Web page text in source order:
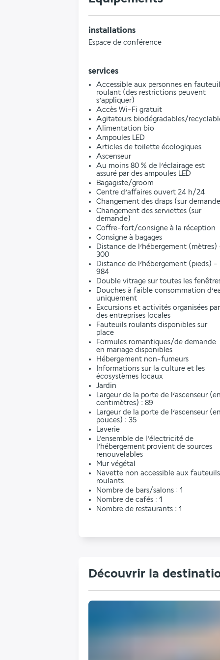
installations
Espace de conférence
services
Accessible aux personnes en fauteuil
roulant (des restrictions peuvent
s’appliquer)
Accès Wi-Fi gratuit
Agitateurs biodégradables/
Alimentation bio
Ampoules LED
Articles de toilette écologiques
Ascenseur
Au moins 80 % de l’éclairage est
assuré par des ampoules LED
Bagagiste/groom
Centre d’affaires ouvert 24 h/24
Changement des draps (sur
Changement des serviettes (sur
demande)
Coffre-fort/consigne à la réception
Consigne à bagages
Distance de l’hébergement (mètres)
300
Distance de l’hébergement (pieds) -
984
Double vitrage sur toutes les
Douches à faible consommation
uniquement
Excursions et activités organisées par
des entreprises locales
Fauteuils roulants disponibles sur
place
Formules romantiques/de demande
en mariage disponibles
Hébergement non-fumeurs
Informations sur la culture et les
écosystèmes locaux
Jardin
Largeur de la porte de l’ascenseur (en
centimètres) : 89
Largeur de la porte de l’ascenseur (en
pouces) : 35
Laverie
L’ensemble de l’électricité de
l’hébergement provient de sources
renouvelables
Mur végétal
Navette non accessible aux fauteuils
roulants
Nombre de bars/salons : 1
Nombre de cafés : 1
Nombre de restaurants : 1
Découvrir la